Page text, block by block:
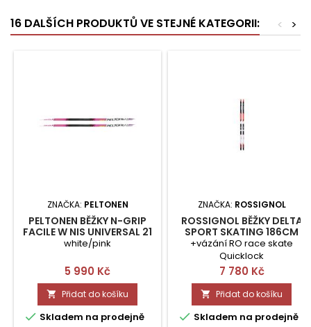
16 DALŠÍCH PRODUKTŮ VE STEJNÉ KATEGORII: >
<
ZNAČKA: PELTONEN
PELTONEN BĚŽKY N-GRIP
FACILE W NIS UNIVERSAL 21
174 CM
white/pink
Cena
5 990 Kč
 Přidat do košíku
 Skladem na prodejně
ZNAČKA: ROSSIGNOL
ROSSIGNOL BĚŽKY DELTA
SPORT SKATING 186CM
+vázání RO race skate
Quicklock
Cena
7 780 Kč
 Přidat do košíku
 Skladem na prodejně